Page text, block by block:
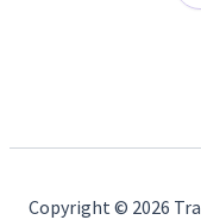
Copyright © 2026